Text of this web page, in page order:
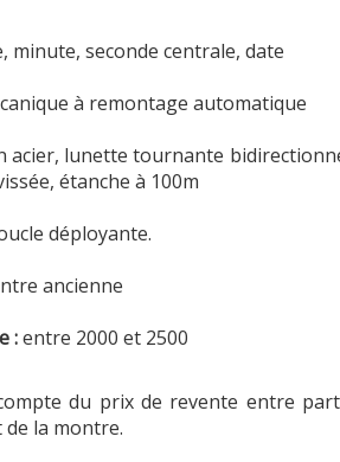
minute, seconde centrale, date
à remontage automatique
acier, lunette tournante
étanche à 100m
déployante.
ancienne
:entre 2000 et 2500
du prix de revente entre
la montre.